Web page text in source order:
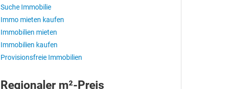
Suche Immobilie
Immo mieten kaufen
Immobilien mieten
Immobilien kaufen
Provisionsfreie Immobilien
Regionaler m²-Preis